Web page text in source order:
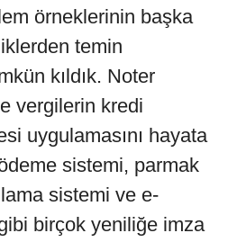
örneklerinin başka
temin
kıldık. Noter
vergilerin kredi
uygulamasını hayata
sistemi, parmak
sistemi ve e-
birçok yeniliğe imza